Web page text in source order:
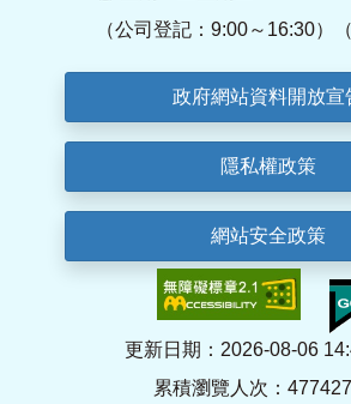
（公司登記：9:00～16:30）
政府網站資料開放宣
隱私權政策
網站安全政策
更新日期：2026-08-06
累積瀏覽人次：